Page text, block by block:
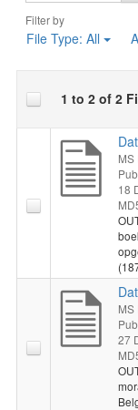
Filter by
File Type: All
1 to 2 of 2
MS
18
MS
27